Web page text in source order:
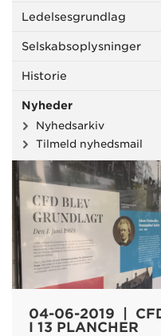
Ledelsesgrundlag
Selskabsoplysninger
Historie
Nyheder
Nyhedsarkiv
Tilmeld nyhedsmail
04-06-2019 |
I 13 PLANCHER